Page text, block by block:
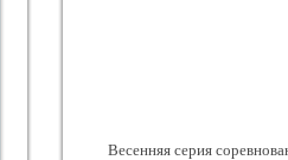
Весенняя серия